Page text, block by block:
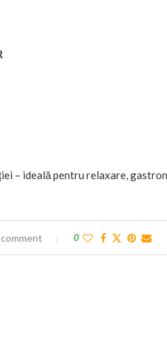
– ideală pentru relaxare,
0